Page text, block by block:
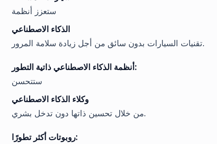
ستعزز أنظمة
الذكاء الاصطناعي
تقنيات السيارات بدون سائق من أجل زيادة سلامة المرور.
أنظمة الذكاء الاصطناعي ذاتية التطور:
ستتحسن
وكلاء الذكاء الاصطناعي
من خلال تحسين ذاتها دون تدخل بشري.
روبوتات أكثر تطورًا: